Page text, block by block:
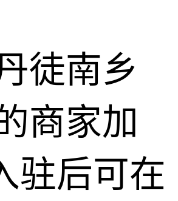
徒南乡
商家加
驻后可在